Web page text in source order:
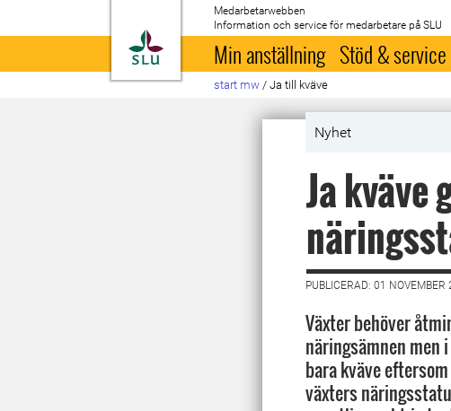
Till startsida
Medarbetarwebben
Information och service för medarbetare på SLU
Min anställning Stöd & service
start mw / Ja till kväve
Nyhet
Ja kväve
PUBLICERAD: 01 NOVEMBER
Växter behöver
näringsämnen men
bara kväve
växters